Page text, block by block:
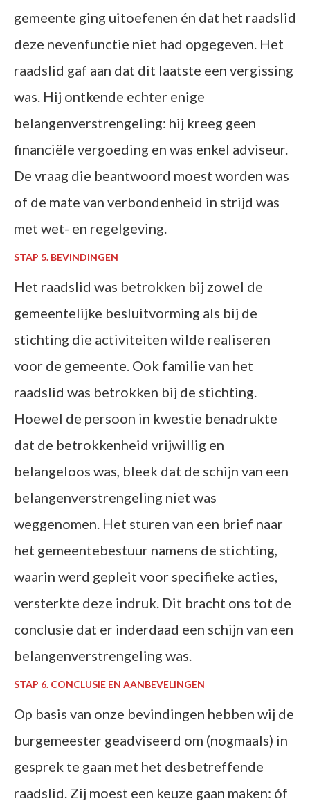
gemeente ging uitoefenen én dat het raadslid
deze nevenfunctie niet had opgegeven. Het
raadslid gaf aan dat dit laatste een vergissing
was. Hij ontkende echter enige
belangenverstrengeling: hij kreeg geen
financiële vergoeding en was enkel adviseur.
De vraag die beantwoord moest worden was
of de mate van verbondenheid in strijd was
met wet- en regelgeving.
STAP 5. BEVINDINGEN
Het raadslid was betrokken bij zowel de
gemeentelijke besluitvorming als bij de
stichting die activiteiten wilde realiseren
voor de gemeente. Ook familie van het
raadslid was betrokken bij de stichting.
Hoewel de persoon in kwestie benadrukte
dat de betrokkenheid vrijwillig en
belangeloos was, bleek dat de schijn van een
belangenverstrengeling niet was
weggenomen. Het sturen van een brief naar
het gemeentebestuur namens de stichting,
waarin werd gepleit voor specifieke acties,
versterkte deze indruk. Dit bracht ons tot de
conclusie dat er inderdaad een schijn van een
belangenverstrengeling was.
STAP 6. CONCLUSIE EN AANBEVELINGEN
Op basis van onze bevindingen hebben wij de
burgemeester geadviseerd om (nogmaals) in
gesprek te gaan met het desbetreffende
raadslid. Zij moest een keuze gaan maken: óf